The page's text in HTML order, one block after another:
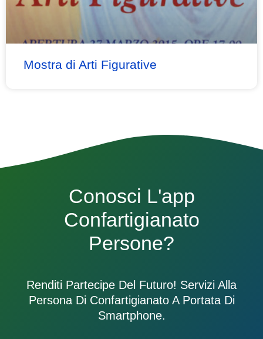
Mostra di Arti Figurative
Conosci L'app
Confartigianato
Persone?
Renditi Partecipe Del Futuro! Servizi Alla
Persona Di Confartigianato A Portata Di
Smartphone.